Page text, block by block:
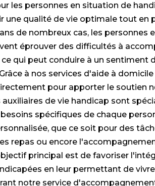
les personnes en situation de
une qualité de vie optimale tout en
de nombreux cas, les personnes
éprouver des difficultés à
qui peut conduire à un sentiment
à nos services d'aide à
pour apporter le soutien
auxiliaires de vie handicap sont
spécifiques de chaque
que ce soit pour des
repas ou encore
principal est de favoriser
en leur permettant de
notre service